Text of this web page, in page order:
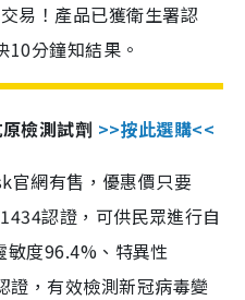
易！產品已獲衛生署認
10分鐘知結果。
檢測試劑 >>按此選購<<
官網有售，優惠價只要
認證，可供民眾進行自
度96.4%、特異性
證，有效檢測新冠病毒變